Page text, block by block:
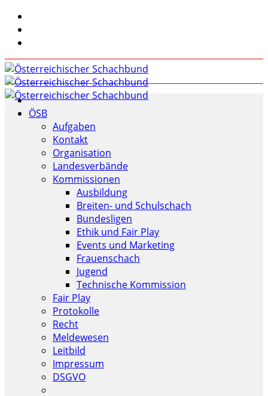
ÖSB
Aufgaben
Kontakt
Organisation
Landesverbände
Kommissionen
Ausbildung
Breiten- und Schulschach
Bundesligen
Ethik und Fair Play
Events und Marketing
Frauenschach
Jugend
Technische Kommission
Fair Play
Protokolle
Recht
Meldewesen
Leitbild
Impressum
DSGVO